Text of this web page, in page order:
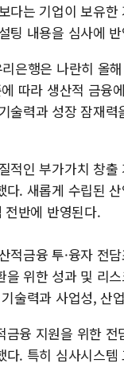
다는 기업이 보유
팅 내용을 심사에
리은행은 나란히
따라 생산적 금융
술력과 성장 잠재
적인 부가가치 창
다. 새롭게 수립된
반에 반영된다.
적금융 투·융자 전
을 위한 성과 및 리
술력과 사업성, 산
금융 지원을 위한
다. 특히 심사시스